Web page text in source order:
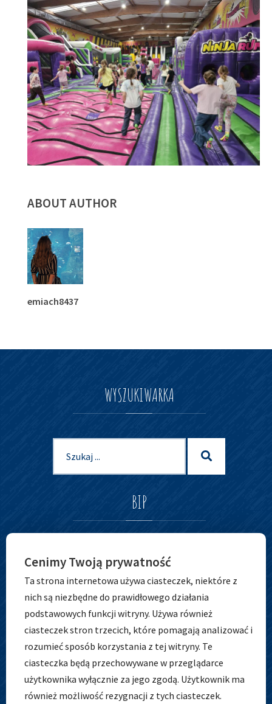
ABOUT AUTHOR
emiach8437
WYSZUKIWARKA
dla:
BIP
ADRES
Cenimy Twoją prywatność
Ta strona internetowa używa ciasteczek, niektóre z
nich są niezbędne do prawidłowego działania
podstawowych funkcji witryny. Używa również
ciasteczek stron trzecich, które pomagają analizować i
rozumieć sposób korzystania z tej witryny. Te
ciasteczka będą przechowywane w przeglądarce
użytkownika wyłącznie za jego zgodą. Użytkownik ma
również możliwość rezygnacji z tych ciasteczek.